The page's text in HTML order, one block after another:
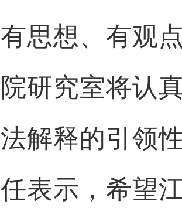
有思想、有观
院研究室将认
法解释的引领
任表示，希望